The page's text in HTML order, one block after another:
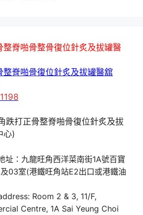
整脊啪骨整骨復位針炙及拔罐醫
整脊啪骨復位針炙及拔罐醫舘
址：九龍旺角西洋菜南街1A號百寶
03室(港鐵旺角站E2出口或港鐵油
Room 2 & 3, 11/F,
Centre, 1A Sai Yeung Choi